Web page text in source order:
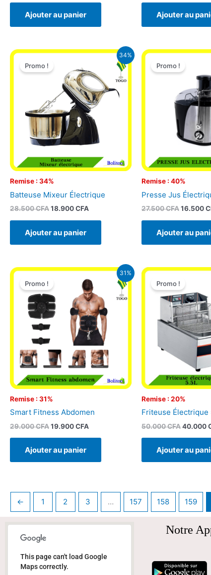
Ajouter au panier Ajouter au
34%
Remise : 34%
Promo !
Batteuse Mixeur Électrique
28.500CFA
Le
initial
était :
28.500 CFA.
18.900CFA
Le
actuel
est :
18.900 CFA.
Ajouter au panier
Remise : 40%
Promo !
Presse Jus
27.500CFA
Le
initial
était :
27.500
16.500
Ajouter au
31%
Remise : 31%
Promo !
Smart Fitness Abdomen
29.000CFA
Le
initial
était :
29.000 CFA.
19.900CFA
Le
prix
actuel
est :
19.900 CFA.
Ajouter au panier
Remise : 20%
Promo !
Friteuse Électrique
50.000CFA
Le
initial
était :
50.000
40.000
Ajouter au
← 1 2 3 … 157 158 159
This page can't load Google
Maps correctly.
Notre